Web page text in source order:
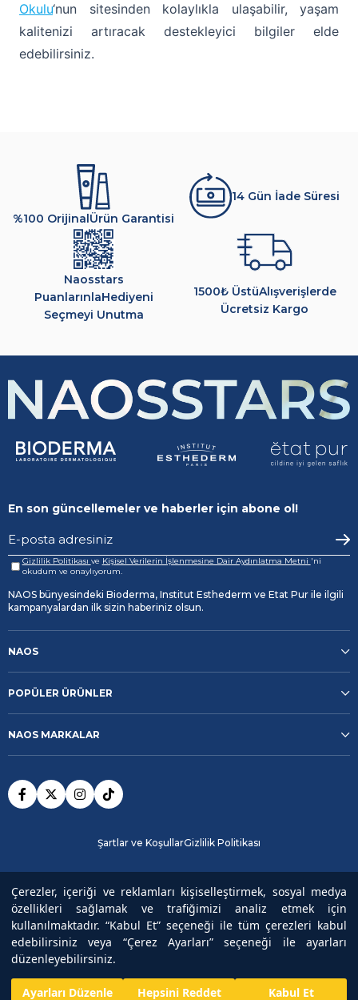
Çerezler, içeriği ve reklamları kişiselleştirmek, sosyal medya
özellikleri sağlamak ve trafiğimizi analiz etmek için
kullanılmaktadır. “Kabul Et” seçeneği ile tüm çerezleri kabul
edebilirsiniz veya “Çerez Ayarları” seçeneği ile ayarları
düzenleyebilirsiniz.
Ayarları Düzenle Hepsini Reddet Kabul Et
Okulu‘nun sitesinden kolaylıkla ulaşabilir, yaşam
kalitenizi artıracak destekleyici bilgiler elde
edebilirsiniz.
%100 Orijinal Ürün Garantisi
14 Gün İade Süresi
Naosstars
PuanlarınlaHediyeni
Seçmeyi Unutma
1500₺ ÜstüAlışverişlerde
Ücretsiz Kargo
En son güncellemeler ve haberler için abone ol!
Gizlilik Politikası ve Kişisel Verilerin İşlenmesine Dair Aydınlatma Metni 'ni
okudum ve onaylıyorum.
NAOS bünyesindeki Bioderma, Institut Esthederm ve Etat Pur ile ilgili
kampanyalardan ilk sizin haberiniz olsun.
NAOS
POPÜLER ÜRÜNLER
NAOS MARKALAR
Şartlar ve KoşullarGizlilik Politikası
Copyright© 2025 NAOSAll rights reserved.